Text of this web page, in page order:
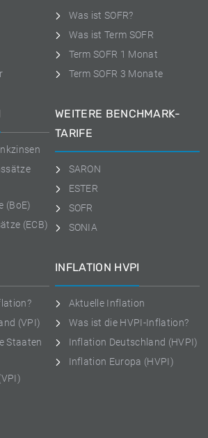
Was ist SOFR?
Was ist Term SOFR
Term SOFR 1 Monat
Term SOFR 3 Monate
(BoE)
(ECB)
WEITERE BENCHMARK-
TARIFE
SARON
ESTER
SOFR
SONIA
(VPI)
Staaten
INFLATION HVPI
Aktuelle Inflation
Was ist die HVPI-Inflation?
Inflation Deutschland (HVPI)
Inflation Europa (HVPI)